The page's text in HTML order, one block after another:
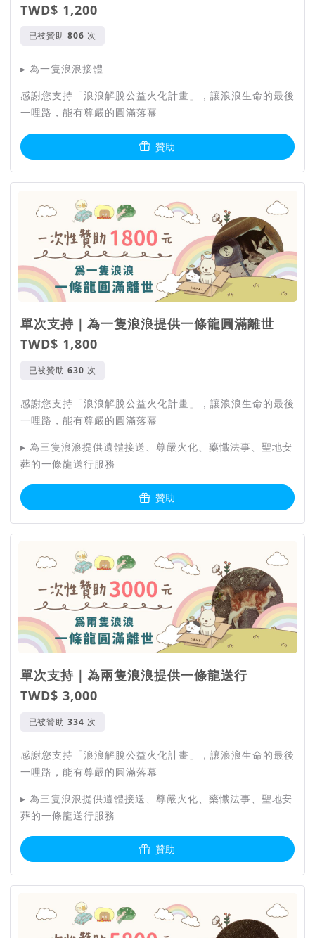
TWD$ 1,200
已被贊助 次
▸ 為一隻浪浪接體
感謝您支持「浪浪解脫公益火化計畫」，讓浪浪生命的最後
一哩路，能有尊嚴的圓滿落幕
贊助
單次支持｜為一隻浪浪提供一條龍圓滿離世
TWD$ 1,800
已被贊助 次
感謝您支持「浪浪解脫公益火化計畫」，讓浪浪生命的最後
一哩路，能有尊嚴的圓滿落幕
▸ 為三隻浪浪提供遺體接送、尊嚴火化、藥懺法事、聖地安
葬的一條龍送行服務
贊助
單次支持｜為兩隻浪浪提供一條龍送行
TWD$ 3,000
已被贊助 次
感謝您支持「浪浪解脫公益火化計畫」，讓浪浪生命的最後
一哩路，能有尊嚴的圓滿落幕
▸ 為三隻浪浪提供遺體接送、尊嚴火化、藥懺法事、聖地安
葬的一條龍送行服務
贊助